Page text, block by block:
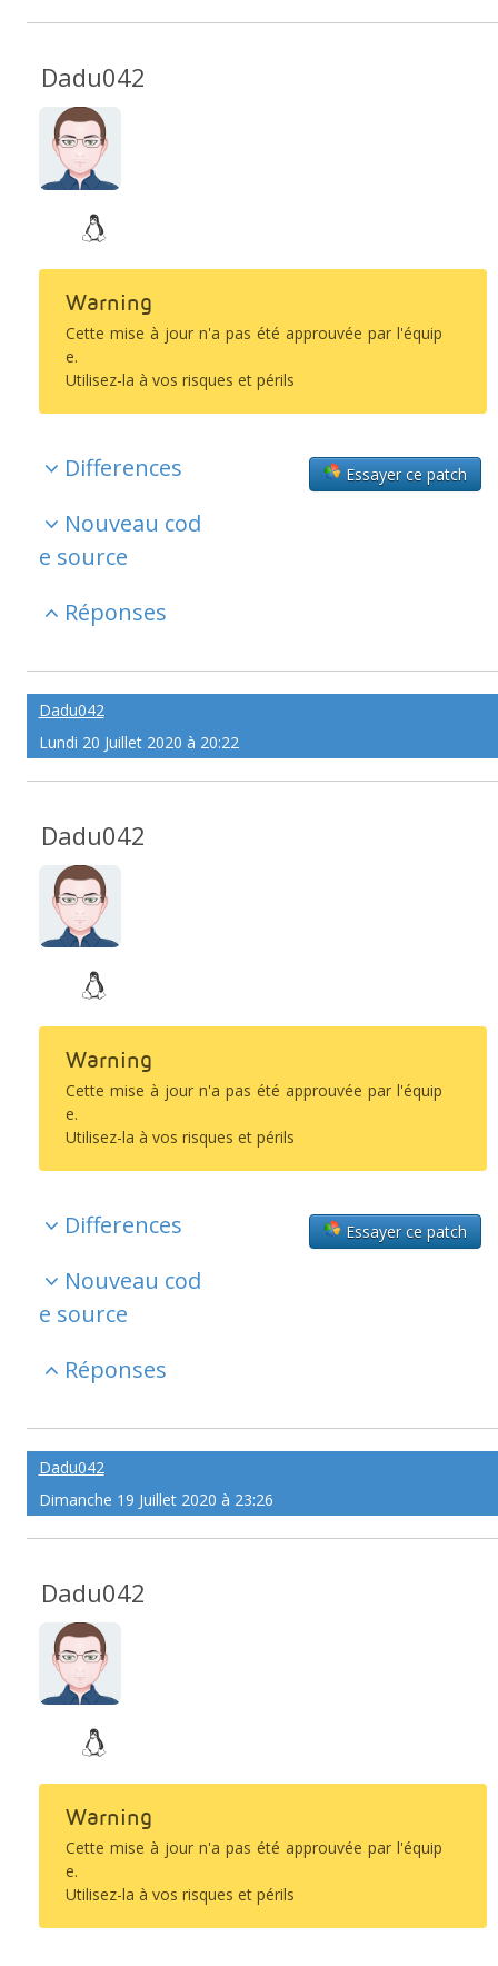
Dadu042
Warning
Cette mise à jour n'a pas été approuvée par l'équip
e.
Utilisez-la à vos risques et périls
Essayer ce patch
Differences
Nouveau cod
e source
Réponses
Dadu042
Lundi 20 Juillet 2020 à 20:22
Dadu042
Warning
Cette mise à jour n'a pas été approuvée par l'équip
e.
Utilisez-la à vos risques et périls
Essayer ce patch
Differences
Nouveau cod
e source
Réponses
Dadu042
Dimanche 19 Juillet 2020 à 23:26
Dadu042
Warning
Cette mise à jour n'a pas été approuvée par l'équip
e.
Utilisez-la à vos risques et périls